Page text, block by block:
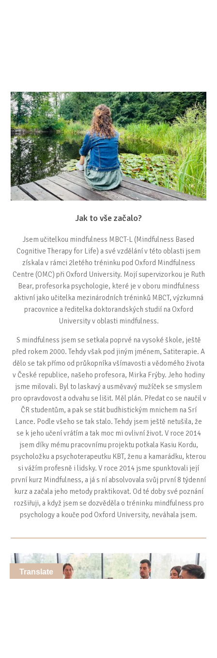
Jak to vše začalo?
Jsem učitelkou mindfulness MBCT-L (Mindfulness Based
Cognitive Therapy for Life) a své vzdělání v této oblasti jsem
získala v rámci 2letého tréninku pod Oxford Mindfulness
Centre (OMC) při Oxford University. Mojí supervizorkou je Ruth
Bear, profesorka psychologie, které je v oboru mindfulness
aktivní jako učitelka mezinárodních tréninků MBCT, výzkumná
pracovnice a ředitelka doktorandských studií na Oxford
University v oblasti mindfulness.
S mindfulness jsem se setkala poprvé na vysoké škole, ještě
před rokem 2000. Tehdy však pod jiným jménem, Satiterapie. A
dělo se tak přímo od průkopníka všímavosti a vědomého života
v České republice, našeho profesora, Mirka Frýby. Jeho hodiny
jsme milovali. Byl to laskavý a usměvavý mužíček se smyslem
pro opravdovost a odvahu se lišit. Měl plán. Předat co se naučil v
ČR studentům, a pak se stát budhistickým mnichem na Srí
Lance. Podle všeho se tak stalo. Tehdy jsem ještě netušila, že
se k jeho učení vrátím a tak moc mi ovlivní život. V roce 2014
jsem díky mému pracovnímu projektu potkala Kasiu Kordu,
psycholožku a psychoterapeutku KBT, ženu a kamarádku, kterou
si vážím profesně i lidsky. V roce 2014 jsme spunktovali její
první kurz Mindfulness, a já s ní absolvovala svůj první 8 týdenní
kurz a začala jeho metody praktikovat. Od té doby své poznání
rozšiřuji, a když jsem se dozvěděla o tréninku mindfulness pro
psychology a kouče pod Oxford University, neváhala jsem.
Translate